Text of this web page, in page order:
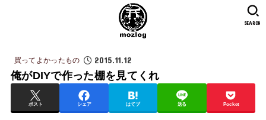
SEARCH
買ってよかったもの 2015.11.12
俺がDIYで作った棚を見てくれ
ポスト シェア はてブ 送る Pocket